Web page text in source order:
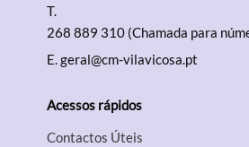
T.
268 889 310 (Chamada para
E.geral@cm-vilavicosa.pt
Acessos rápidos
Contactos Úteis